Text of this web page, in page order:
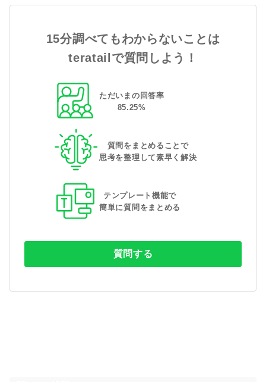
15分調べてもわからないことは
teratailで質問しよう！
ただいまの回答率
85.25%
質問をまとめることで
思考を整理して素早く解決
テンプレート機能で
簡単に質問をまとめる
質問する